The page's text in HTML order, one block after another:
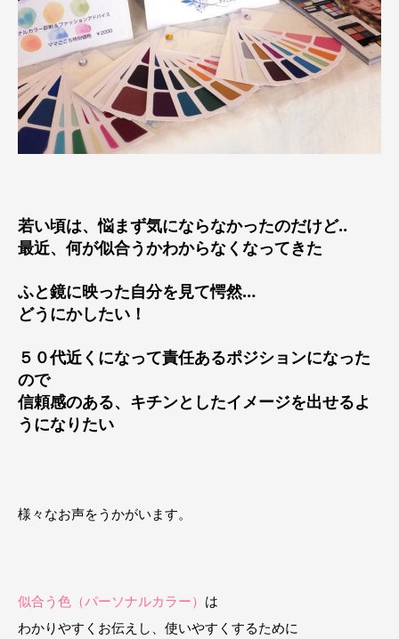
若い頃は、悩まず気にならなかったのだけど‥
最近、何が似合うかわからなくなってきた
ふと鏡に映った自分を見て愕然…
どうにかしたい！
５０代近くになって責任あるポジションになった
ので
信頼感のある、キチンとしたイメージを出せるよ
うになりたい
様々なお声をうかがいます。
似合う色（パーソナルカラー） は
わかりやすくお伝えし、使いやすくするために